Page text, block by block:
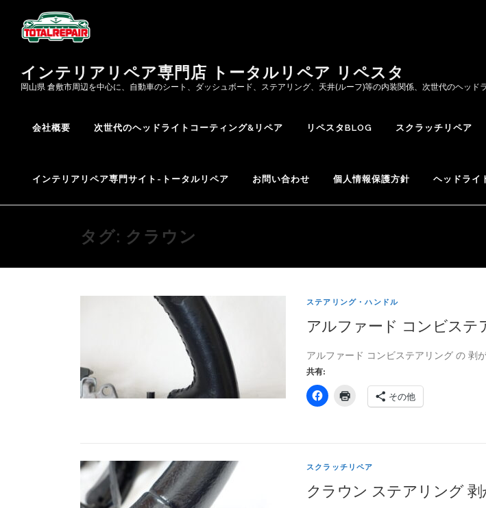
インテリアリペア専門店 トータルリペア リペスタ
岡山県 倉敷市周辺を中心に、自動車のシート、ダッシュボード、ステアリング、天井(ルーフ)等の内装関係、次世代のヘッ
会社概要 次世代のヘッドライトコーティング&リペア リペスタBLOG スクラッチリペア
インテリアリペア専門サイト-トータルリペア お問い合わせ 個人情報保護方針 ヘッドライ
タグ: クラウン
ステアリング・ハンドル
アルファード コンビステ
アルファード コンビステアリング の 剥
共有:
その他
スクラッチリペア
クラウン ステアリング